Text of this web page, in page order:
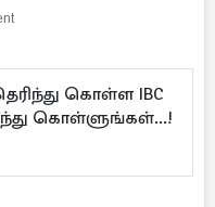
கொள்ள IBC
கொள்ளுங்கள்...!